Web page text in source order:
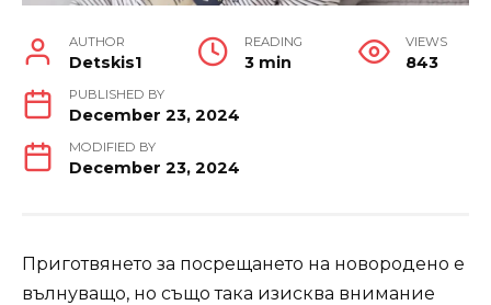
AUTHOR
Detskis1
READING
3 min
VIEWS
843
PUBLISHED BY
December 23, 2024
MODIFIED BY
December 23, 2024
Приготвянето за посрещането на новородено е
вълнуващо, но също така изисква внимание